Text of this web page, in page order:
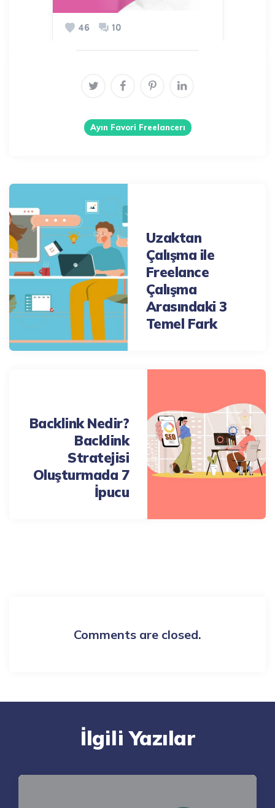
Ayın Favori Freelancerı
Post
navigation
Uzaktan
Çalışma ile
Freelance
Çalışma
Arasındaki 3
Temel Fark
Backlink Nedir?
Backlink
Stratejisi
Oluşturmada 7
İpucu
Comments are closed.
İlgili Yazılar